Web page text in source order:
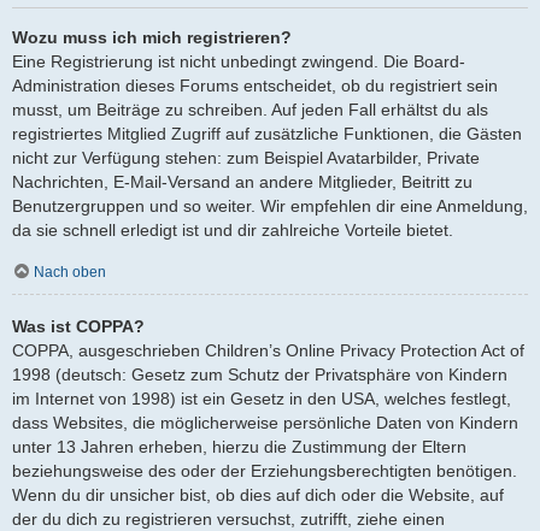
Wozu muss ich mich registrieren?
Eine Registrierung ist nicht unbedingt zwingend. Die Board-
Administration dieses Forums entscheidet, ob du registriert sein
musst, um Beiträge zu schreiben. Auf jeden Fall erhältst du als
registriertes Mitglied Zugriff auf zusätzliche Funktionen, die Gästen
nicht zur Verfügung stehen: zum Beispiel Avatarbilder, Private
Nachrichten, E-Mail-Versand an andere Mitglieder, Beitritt zu
Benutzergruppen und so weiter. Wir empfehlen dir eine Anmeldung,
da sie schnell erledigt ist und dir zahlreiche Vorteile bietet.
Nach oben
Was ist COPPA?
COPPA, ausgeschrieben Children’s Online Privacy Protection Act of
1998 (deutsch: Gesetz zum Schutz der Privatsphäre von Kindern
im Internet von 1998) ist ein Gesetz in den USA, welches festlegt,
dass Websites, die möglicherweise persönliche Daten von Kindern
unter 13 Jahren erheben, hierzu die Zustimmung der Eltern
beziehungsweise des oder der Erziehungsberechtigten benötigen.
Wenn du dir unsicher bist, ob dies auf dich oder die Website, auf
der du dich zu registrieren versuchst, zutrifft, ziehe einen